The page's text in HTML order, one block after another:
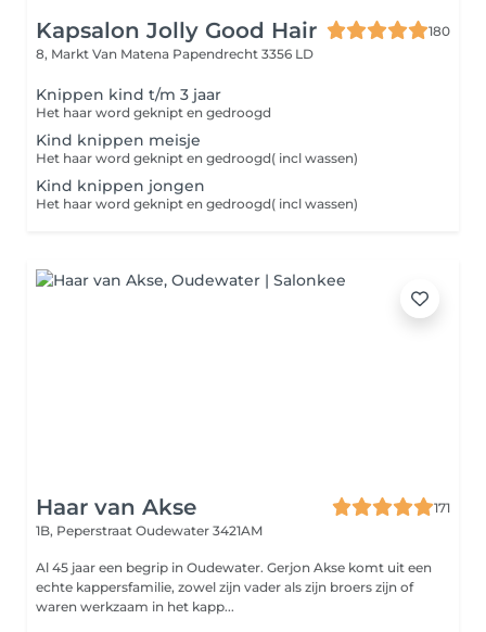
Kapsalon Jolly Good Hair
180
8, Markt Van Matena Papendrecht 3356 LD
Knippen kind t/m 3 jaar
Het haar word geknipt en gedroogd
Kind knippen meisje
Het haar word geknipt en gedroogd( incl wassen)
Kind knippen jongen
Het haar word geknipt en gedroogd( incl wassen)
Haar van Akse
171
1B, Peperstraat Oudewater 3421AM
Al 45 jaar een begrip in Oudewater. Gerjon Akse komt uit een
echte kappersfamilie, zowel zijn vader als zijn broers zijn of
waren werkzaam in het kapp...